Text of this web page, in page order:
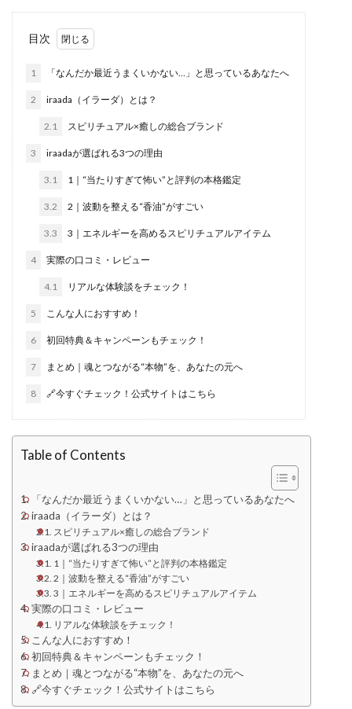
目次
1 「なんだか最近うまくいかない…」と思っているあなたへ
2 iraada（イラーダ）とは？
2.1 スピリチュアル×癒しの総合ブランド
3 iraadaが選ばれる3つの理由
3.1 1｜“当たりすぎて怖い”と評判の本格鑑定
3.2 2｜波動を整える“香油”がすごい
3.3 3｜エネルギーを高めるスピリチュアルアイテム
4 実際の口コミ・レビュー
4.1 リアルな体験談をチェック！
5 こんな人におすすめ！
6 初回特典＆キャンペーンもチェック！
7 まとめ｜魂とつながる“本物”を、あなたの元へ
8 🔗今すぐチェック！公式サイトはこちら
Table of Contents
「なんだか最近うまくいかない…」と思っているあなたへ
iraada（イラーダ）とは？
スピリチュアル×癒しの総合ブランド
iraadaが選ばれる3つの理由
1｜“当たりすぎて怖い”と評判の本格鑑定
2｜波動を整える“香油”がすごい
3｜エネルギーを高めるスピリチュアルアイテム
実際の口コミ・レビュー
リアルな体験談をチェック！
こんな人におすすめ！
初回特典＆キャンペーンもチェック！
まとめ｜魂とつながる“本物”を、あなたの元へ
🔗今すぐチェック！公式サイトはこちら